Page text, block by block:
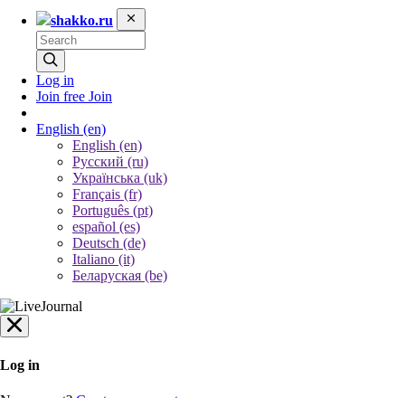
shakko.ru
Log in
Join free Join
English (en)
English (en)
Русский (ru)
Українська (uk)
Français (fr)
Português (pt)
español (es)
Deutsch (de)
Italiano (it)
Беларуская (be)
Log in